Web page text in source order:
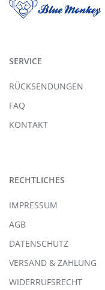
SERVICE
RÜCKSENDUNGEN
FAQ
KONTAKT
RECHTLICHES
IMPRESSUM
AGB
DATENSCHUTZ
VERSAND & ZAHLUNG
WIDERRUFSRECHT